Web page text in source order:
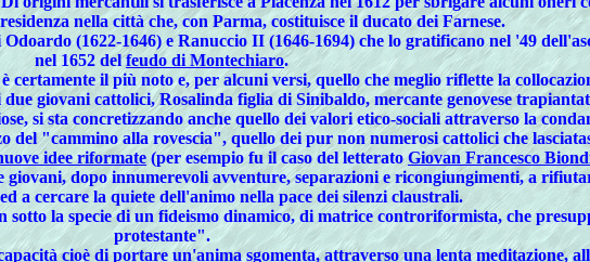
nella città che, con Parma, costituisce il ducato dei Farnese.
(1622-1646) e Ranuccio II (1646-1694) che lo gratificano nel '49
nel 1652 delfeudo di Montechiaro.
il più noto e, per alcuni versi, quello che meglio riflette la
giovani cattolici, Rosalinda figlia di Sinibaldo, mercante genovese
si sta concretizzando anche quello dei valori etico-sociali attraverso la
"cammino alla rovescia", quello dei pur non numerosi cattolici che
idee riformate (per esempio fu il caso del letteratoGiovan Francesco
dopo innumerevoli avventure, separazioni e ricongiungimenti, a
a cercare la quiete dell'animo nella pace dei silenzi claustrali.
la specie di un fideismo dinamico, di matrice controriformista, che
protestante".
cioè di portare un'anima sgomenta, attraverso una lenta meditazione,